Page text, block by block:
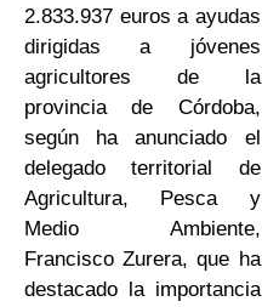
2.833.937 euros a ayudas
dirigidas a jóvenes
agricultores de la
provincia de Córdoba,
según ha anunciado el
delegado territorial de
Agricultura, Pesca y
Medio Ambiente,
Francisco Zurera, que ha
destacado la importancia